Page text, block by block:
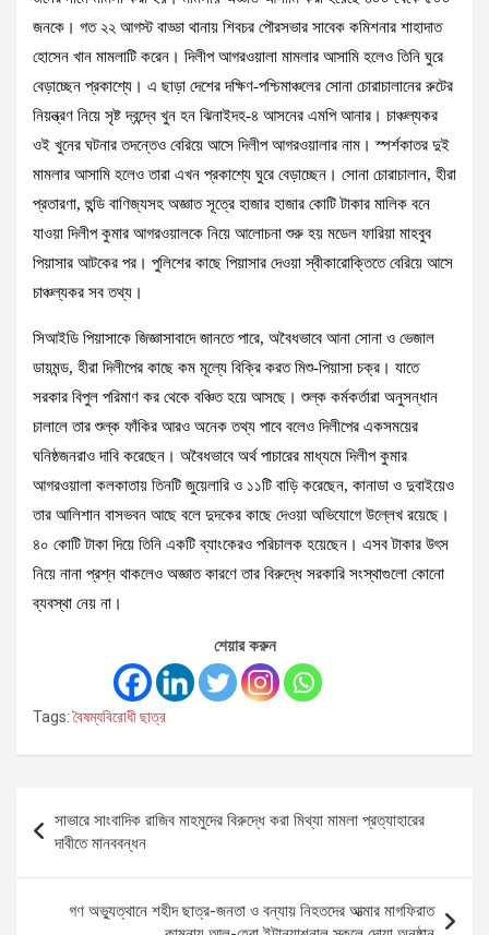
জনকে। গত ২২ আগস্ট বাড্ডা থানায় শিবচর পৌরসভার সাবেক কমিশনার শাহাদাত
হোসেন খান মামলাটি করেন। দিলীপ আগরওয়ালা মামলার আসামি হলেও তিনি ঘুরে
বেড়াচ্ছেন প্রকাশ্যে। এ ছাড়া দেশের দক্ষিণ-পশ্চিমাঞ্চলের সোনা চোরাচালানের রুটের
নিয়ন্ত্রণ নিয়ে সৃষ্ট দ্বন্দ্বে খুন হন ঝিনাইদহ-৪ আসনের এমপি আনার। চাঞ্চল্যকর
ওই খুনের ঘটনার তদন্তেও বেরিয়ে আসে দিলীপ আগরওয়ালার নাম। স্পর্শকাতর দুই
মামলার আসামি হলেও তারা এখন প্রকাশ্যে ঘুরে বেড়াচ্ছেন। সোনা চোরাচালান, হীরা
প্রতারণা, হুন্ডি বাণিজ্যসহ অজ্ঞাত সূত্রে হাজার হাজার কোটি টাকার মালিক বনে
যাওয়া দিলীপ কুমার আগরওয়ালকে নিয়ে আলোচনা শুরু হয় মডেল ফারিয়া মাহবুব
পিয়াসার আটকের পর। পুলিশের কাছে পিয়াসার দেওয়া স্বীকারোক্তিতে বেরিয়ে আসে
চাঞ্চল্যকর সব তথ্য।
সিআইডি পিয়াসাকে জিজ্ঞাসাবাদে জানতে পারে, অবৈধভাবে আনা সোনা ও ভেজাল
ডায়মন্ড, হীরা দিলীপের কাছে কম মূল্যে বিক্রি করত মিশু-পিয়াসা চক্র। যাতে
সরকার বিপুল পরিমাণ কর থেকে বঞ্চিত হয়ে আসছে। শুল্ক কর্মকর্তারা অনুসন্ধান
চালালে তার শুল্ক ফাঁকির আরও অনেক তথ্য পাবে বলেও দিলীপের একসময়ের
ঘনিষ্ঠজনরাও দাবি করেছেন। অবৈধভাবে অর্থ পাচারের মাধ্যমে দিলীপ কুমার
আগরওয়ালা কলকাতায় তিনটি জুয়েলারি ও ১১টি বাড়ি করেছেন, কানাডা ও দুবাইয়েও
তার আলিশান বাসভবন আছে বলে দুদকের কাছে দেওয়া অভিযোগে উল্লেখ রয়েছে।
৪০ কোটি টাকা দিয়ে তিনি একটি ব্যাংকেরও পরিচালক হয়েছেন। এসব টাকার উৎস
নিয়ে নানা প্রশ্ন থাকলেও অজ্ঞাত কারণে তার বিরুদ্ধে সরকারি সংস্থাগুলো কোনো
ব্যবস্থা নেয় না।
শেয়ার করুন
Tags: বৈষম্যবিরোধী ছাত্র
navigation
সাভারে সাংবাদিক রাজিব মাহমুদের বিরুদ্ধে করা মিথ্যা মামলা প্রত্যাহারের
দাবীতে মানববন্ধন
গণ অভ্যুত্থানে শহীদ ছাত্র-জনতা ও বন্যায় নিহতদের আত্মার মাগফিরাত